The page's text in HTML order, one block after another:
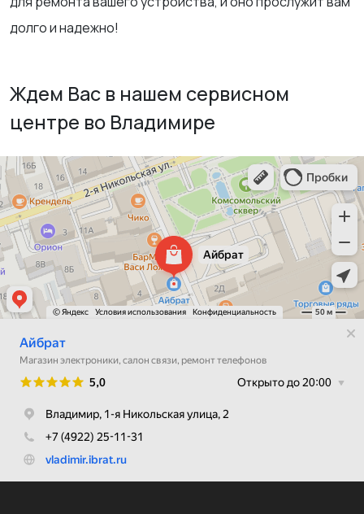
долго и надежно!
Ждем Вас в нашем сервисном
центре во Владимире